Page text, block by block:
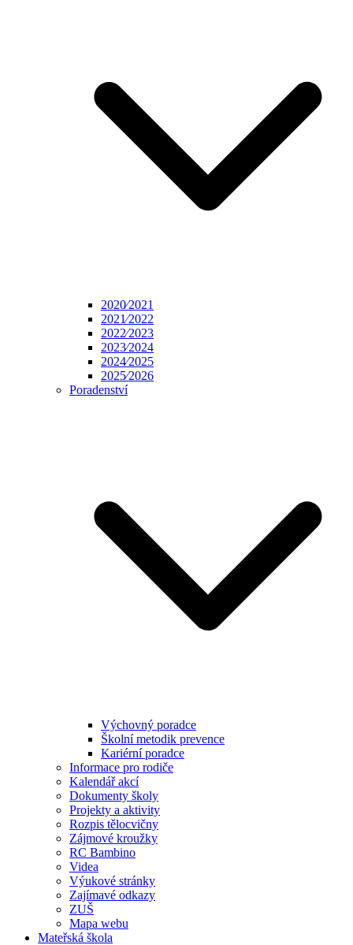
2020⁄2021
2021⁄2022
2022⁄2023
2023⁄2024
2024⁄2025
2025⁄2026
Poradenství
Výchovný poradce
Školní metodik prevence
Kariérní poradce
Informace pro rodiče
Kalendář akcí
Dokumenty školy
Projekty a aktivity
Rozpis tělocvičny
Zájmové kroužky
RC Bambino
Videa
Výukové stránky
Zajímavé odkazy
ZUŠ
Mapa webu
Mateřská škola